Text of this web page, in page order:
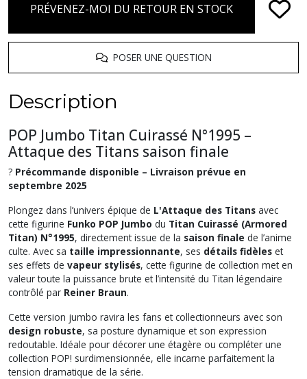
PRÉVENEZ-MOI DU RETOUR EN STOCK
POSER UNE QUESTION
Description
POP Jumbo Titan Cuirassé N°1995 –
Attaque des Titans saison finale
?️ Précommande disponible – Livraison prévue en
septembre 2025
Plongez dans l’univers épique de L'Attaque des Titans avec
cette figurine Funko POP Jumbo du Titan Cuirassé (Armored
Titan) N°1995, directement issue de la saison finale de l’anime
culte. Avec sa taille impressionnante, ses détails fidèles et
ses effets de vapeur stylisés, cette figurine de collection met en
valeur toute la puissance brute et l’intensité du Titan légendaire
contrôlé par Reiner Braun.
Cette version jumbo ravira les fans et collectionneurs avec son
design robuste, sa posture dynamique et son expression
redoutable. Idéale pour décorer une étagère ou compléter une
collection POP! surdimensionnée, elle incarne parfaitement la
tension dramatique de la série.